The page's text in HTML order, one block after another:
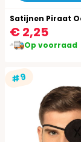
Satijnen Piraat
€ 2,25
Op voorraad
#9